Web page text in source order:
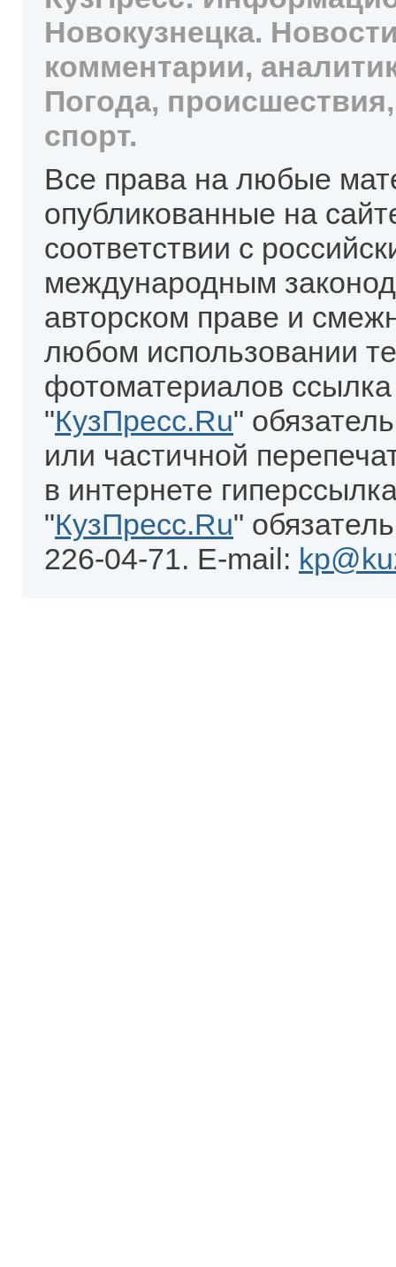
Новокузнецка.
комментарии,
Погода,
спорт.
Все права на любые
опубликованные на
соответствии с
международным
авторском праве и
любом использовании
фотоматериалов
"КузПресс.Ru"
или частичной
в интернете
"КузПресс.Ru"
226-04-71. E-mail: